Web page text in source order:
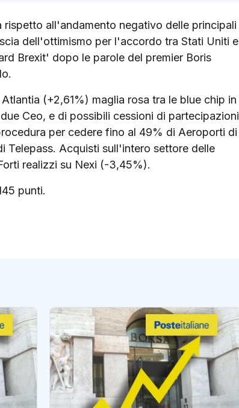
all'andamento negativo delle principali
dell'ottimismo per l'accordo tra Stati Uniti e
Brexit' dopo le parole del premier Boris
(+2,61%) maglia rosa tra le blue chip in
Ceo, e di possibili cessioni di partecipazioni
per cedere fino al 49% di Aeroporti di
Telepass. Acquisti sull'intero settore delle
realizzi su Nexi (-3,45%).
punti.